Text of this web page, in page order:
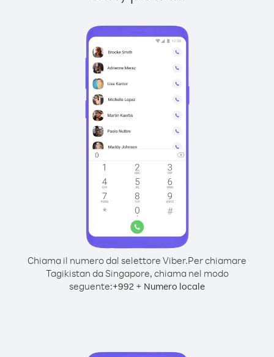
Chiama il numero dal selettore Viber.Per chiamare
Tagikistan da Singapore, chiama nel modo
seguente:+992 + Numero locale